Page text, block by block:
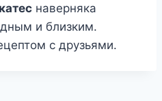
наверняка
и близким.
с друзьями.